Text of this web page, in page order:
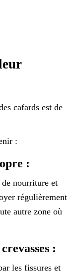
cafards est de
:
:
de nourriture et
régulièrement
autre zone où
:
les fissures et